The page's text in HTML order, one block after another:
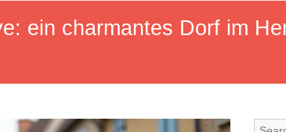
ein charmantes Dorf im